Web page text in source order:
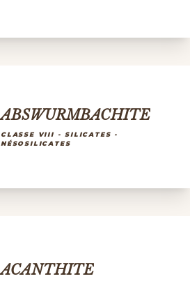
ABSWURMBACHITE
CLASSE VIII - SILICATES -
NÉSOSILICATES
ACANTHITE